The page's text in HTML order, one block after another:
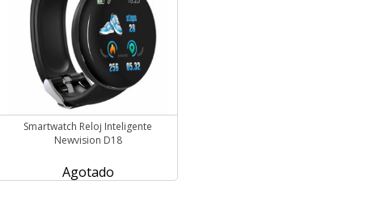
Smartwatch Reloj Inteligente
Newvision D18
Agotado